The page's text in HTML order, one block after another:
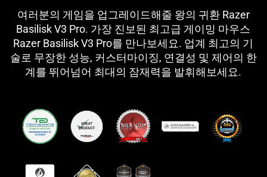
여러분의 게임을 업그레이드해줄 왕의 귀환 Razer
Basilisk V3 Pro. 가장 진보된 최고급 게이밍 마우스
Razer Basilisk V3 Pro를 만나보세요. 업계 최고의 기
술로 무장한 성능, 커스터마이징, 연결성 및 제어의 한
계를 뛰어넘어 최대의 잠재력을 발휘해보세요.